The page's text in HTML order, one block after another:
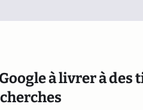
à livrer à des